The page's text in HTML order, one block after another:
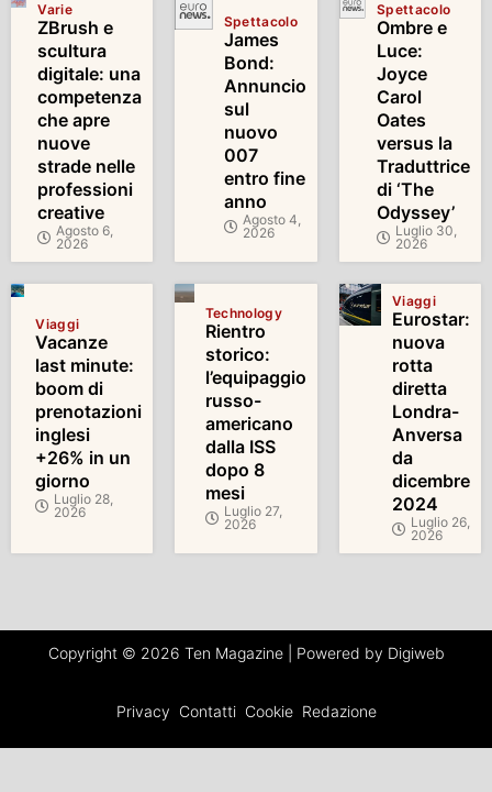
Varie
ZBrush e
scultura
digitale: una
competenza
che apre
nuove
strade nelle
professioni
creative
Agosto 6,
2026
Spettacolo
James
Bond:
Annuncio
sul
nuovo
007
entro fine
anno
Agosto 4,
2026
Spettacolo
Ombre e
Luce:
Joyce
Carol
Oates
versus la
Traduttrice
di ‘The
Odyssey’
Luglio 30,
2026
Viaggi
Vacanze
last minute:
boom di
prenotazioni
inglesi
+26% in un
giorno
Luglio 28,
2026
Technology
Rientro
storico:
l’equipaggio
russo-
americano
dalla ISS
dopo 8
mesi
Luglio 27,
2026
Viaggi
Eurostar:
nuova
rotta
diretta
Londra-
Anversa
da
dicembre
2024
Luglio 26,
2026
Copyright © 2026 Ten Magazine | Powered by Digiweb
Privacy Contatti Cookie Redazione